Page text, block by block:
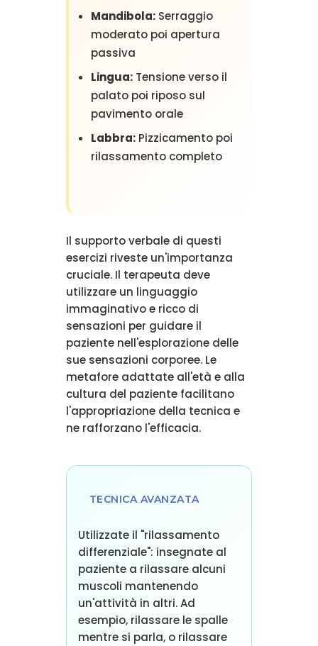
Mandibola:Serraggio
moderato poi apertura
passiva
Lingua:Tensione verso il
palato poi riposo sul
pavimento orale
Labbra:Pizzicamento poi
rilassamento completo
Il supporto verbale di questi
esercizi riveste un'importanza
cruciale. Il terapeuta deve
utilizzare un linguaggio
immaginativo e ricco di
sensazioni per guidare il
paziente nell'esplorazione delle
sue sensazioni corporee. Le
metafore adattate all'età e alla
cultura del paziente facilitano
l'appropriazione della tecnica e
ne rafforzano l'efficacia.
TECNICA AVANZATA
Utilizzate il "rilassamento
differenziale": insegnate al
paziente a rilassare alcuni
muscoli mantenendo
un'attività in altri. Ad
esempio, rilassare le spalle
mentre si parla, o rilassare